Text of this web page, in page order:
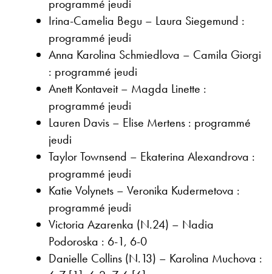
programmé jeudi
Irina-Camelia Begu – Laura Siegemund :
programmé jeudi
Anna Karolina Schmiedlova – Camila Giorgi
: programmé jeudi
Anett Kontaveit – Magda Linette :
programmé jeudi
Lauren Davis – Elise Mertens : programmé
jeudi
Taylor Townsend – Ekaterina Alexandrova :
programmé jeudi
Katie Volynets – Veronika Kudermetova :
programmé jeudi
Victoria Azarenka (N.24) – Nadia
Podoroska : 6-1, 6-0
Danielle Collins (N.13) – Karolina Muchova :